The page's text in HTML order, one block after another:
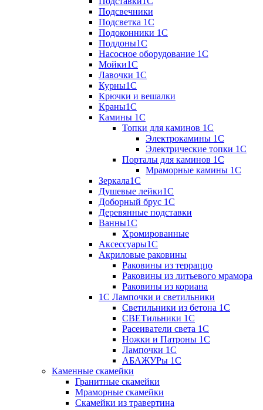
Подсвечники
Подсветка 1С
Подоконники 1С
Поддоны1С
Насосное оборудование 1С
Мойки1С
Лавочки 1С
Курны1С
Крючки и вешалки
Краны1С
Камины 1C
Топки для каминов 1C
Электрокамины 1С
Электрические топки 1C
Порталы для каминов 1С
Мраморные камины 1C
Зеркала1С
Душевые лейки1С
Доборный брус 1С
Деревянные подставки
Ванны1С
Хромированные
Аксессуары1С
Акриловые раковины
Раковины из терраццо
Раковины из литьевого мрамора
Раковины из кориана
1С Лампочки и светильники
Светильники из бетона 1С
СВЕТильники 1С
Расеиватели света 1С
Ножки и Патроны 1С
Лампочки 1С
АБАЖУРы 1С
Каменные скамейки
Гранитные скамейки
Мраморные скамейки
Скамейки из травертина